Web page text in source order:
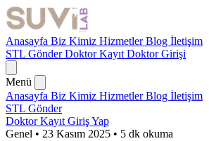
Anasayfa Biz Kimiz HizmetlerBlog İletişim
STL GönderDoktor Kayıt Doktor Girişi
Menü
Anasayfa Biz Kimiz HizmetlerBlog İletişim
STL Gönder
Doktor Kayıt Giriş Yap
Genel • 23 Kasım 2025 • 5 dk okuma